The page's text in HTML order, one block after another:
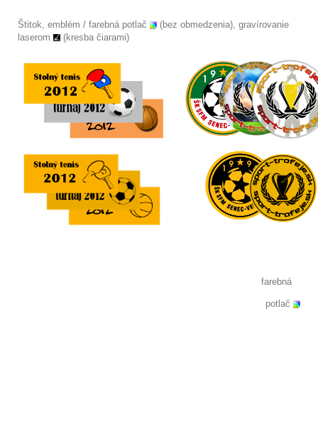
Štitok, emblém / farebná potlač
(bez obmedzenia), gravírovanie
laserom
(kresba čiarami)
farebná
potlač